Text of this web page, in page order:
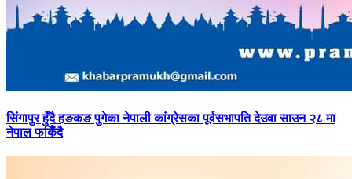
सिंगापुरहुँदै हङकङ पुगेका नेपाली कांग्रेसका पूर्वसभापति देउवा साउन २८ मा
नेपाल फर्किँदै